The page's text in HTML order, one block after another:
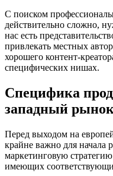
С поиском
действительно сложно,
нас есть
привлекать местных
хорошего контент-
специфических нишах.
Специфика
западный
Перед выходом на
крайне важно для начала
маркетинговую
имеющих